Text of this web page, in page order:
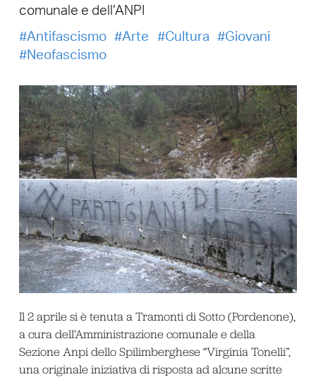
comunale e dell’ANPI
Antifascismo
Arte Cultura
Giovani
Neofascismo
Il 2 aprile si è tenuta a Tramonti di Sotto (Pordenone),
a cura dell’Amministrazione comunale e della
Sezione Anpi dello Spilimberghese “Virginia Tonelli”,
una originale iniziativa di risposta ad alcune scritte